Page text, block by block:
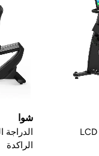
شوا
الراكدة